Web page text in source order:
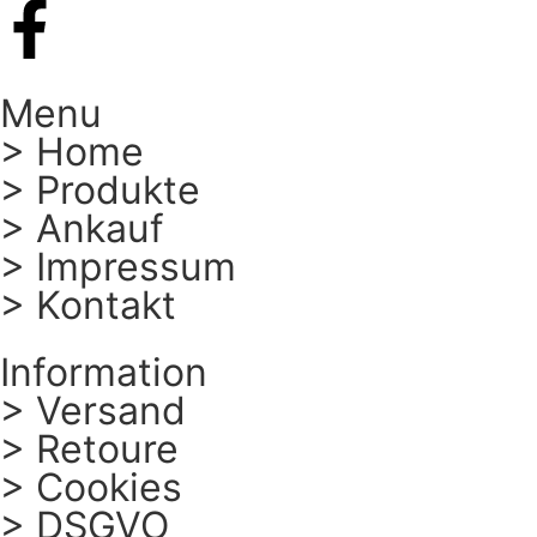
Menu
> Home
> Produkte
> Ankauf
> Impressum
> Kontakt
Information
> Versand
> Retoure
> Cookies
> DSGVO